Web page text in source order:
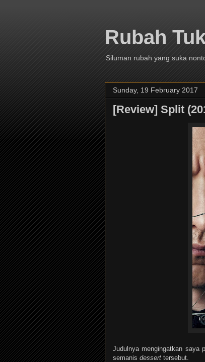
Rubah
Siluman rubah yang suka
Sunday, 19 February 2017
[Review] Split
Judulnya mengingatkan saya
semanis dessert tersebut.